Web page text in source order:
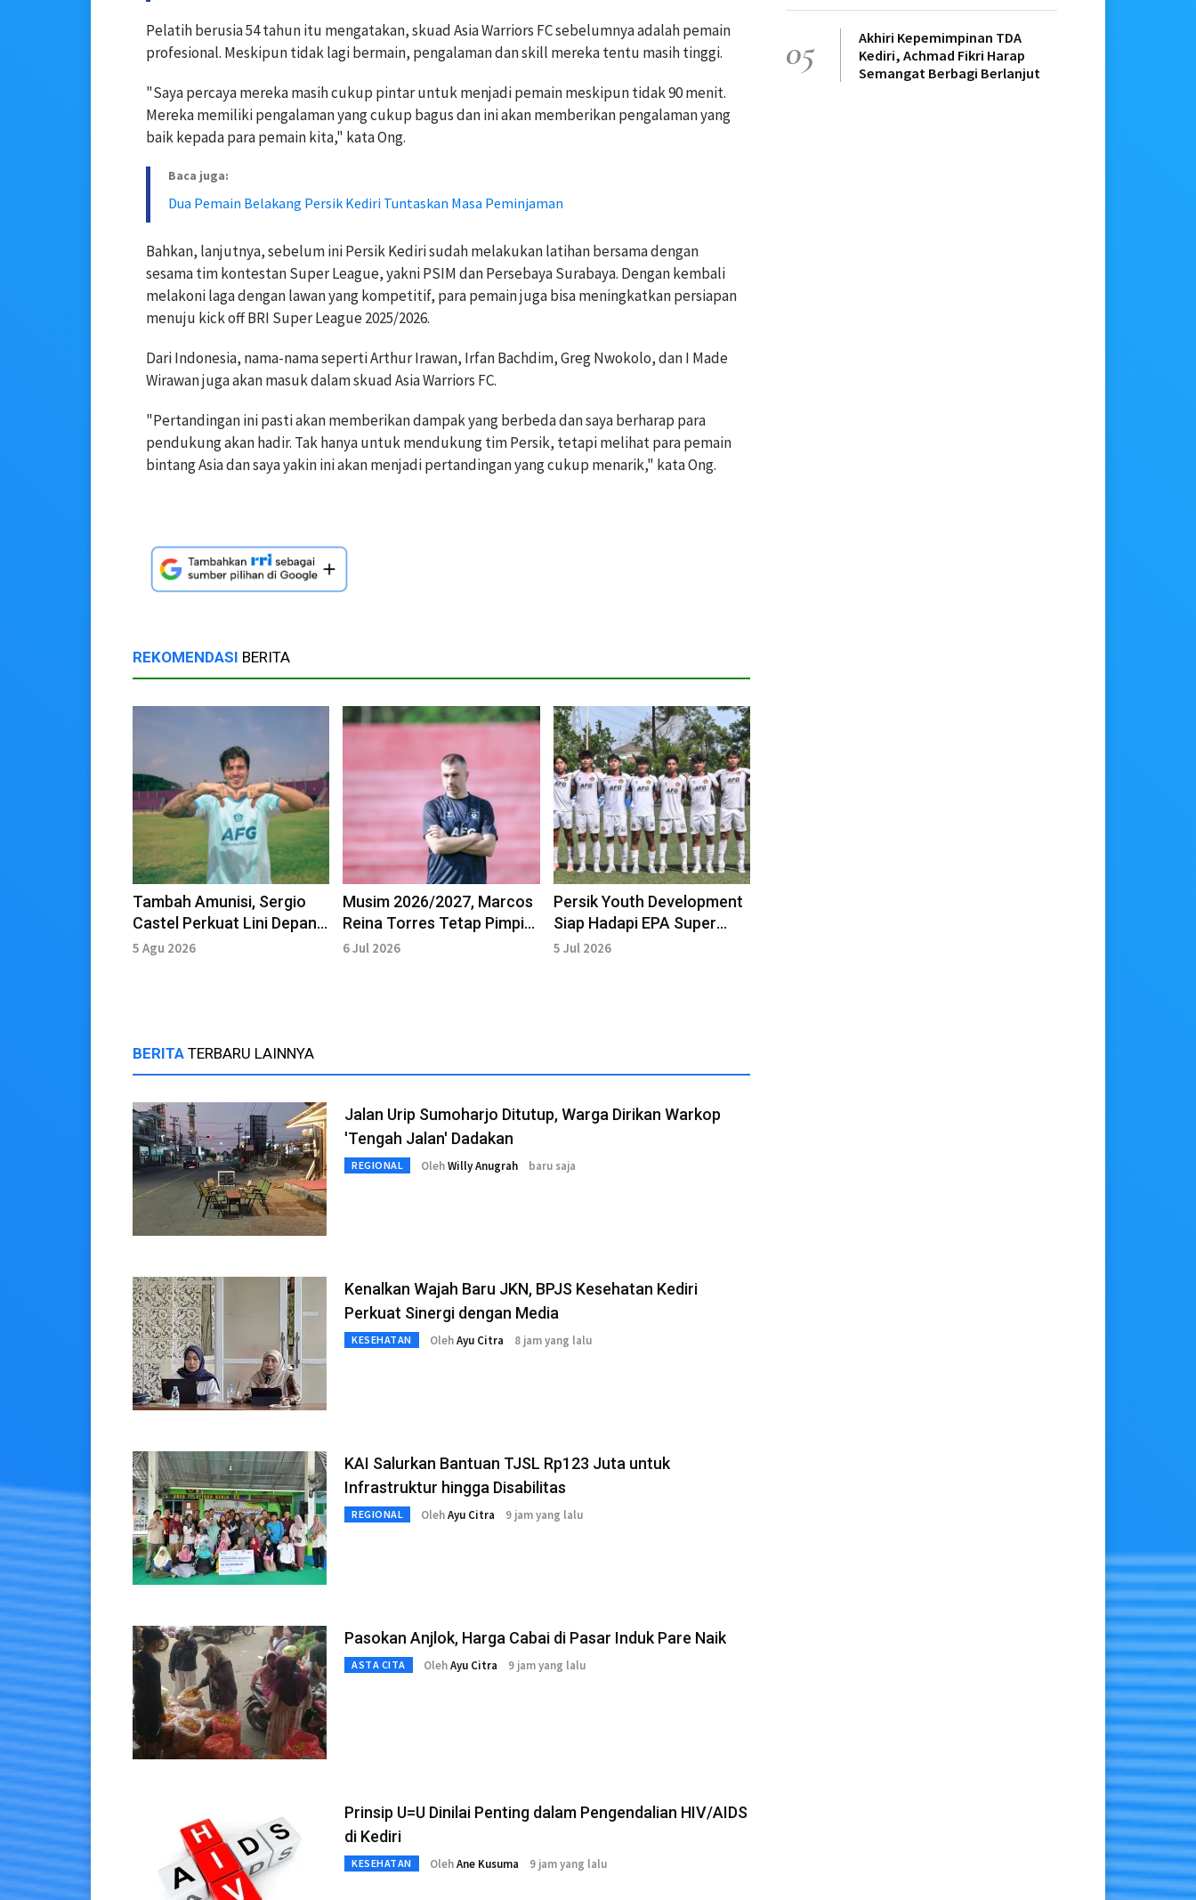
Pelatih berusia 54 tahun itu mengatakan, skuad Asia Warriors FC sebelumnya adalah pemain
profesional. Meskipun tidak lagi bermain, pengalaman dan skill mereka tentu masih tinggi.
"Saya percaya mereka masih cukup pintar untuk menjadi pemain meskipun tidak 90 menit.
Mereka memiliki pengalaman yang cukup bagus dan ini akan memberikan pengalaman yang
baik kepada para pemain kita," kata Ong.
Baca juga:
Dua Pemain Belakang Persik Kediri Tuntaskan Masa Peminjaman
Bahkan, lanjutnya, sebelum ini Persik Kediri sudah melakukan latihan bersama dengan
sesama tim kontestan Super League, yakni PSIM dan Persebaya Surabaya. Dengan kembali
melakoni laga dengan lawan yang kompetitif, para pemain juga bisa meningkatkan persiapan
menuju kick off BRI Super League 2025/2026.
Dari Indonesia, nama-nama seperti Arthur Irawan, Irfan Bachdim, Greg Nwokolo, dan I Made
Wirawan juga akan masuk dalam skuad Asia Warriors FC.
"Pertandingan ini pasti akan memberikan dampak yang berbeda dan saya berharap para
pendukung akan hadir. Tak hanya untuk mendukung tim Persik, tetapi melihat para pemain
bintang Asia dan saya yakin ini akan menjadi pertandingan yang cukup menarik," kata Ong.
REKOMENDASI BERITA
Tambah Amunisi, Sergio
Castel Perkuat Lini Depan
Persik Kediri
5 Agu 2026
Musim 2026/2027, Marcos
Reina Torres Tetap Pimpin
Persik Kediri
6 Jul 2026
Persik Youth Development
Siap Hadapi EPA Super
League 2026
5 Jul 2026
BERITA TERBARU LAINNYA
Jalan Urip Sumoharjo Ditutup, Warga Dirikan Warkop
'Tengah Jalan' Dadakan
REGIONAL OlehWilly Anugrah baru saja
Kenalkan Wajah Baru JKN, BPJS Kesehatan Kediri
Perkuat Sinergi dengan Media
KESEHATAN OlehAyu Citra 8 jam yang lalu
KAI Salurkan Bantuan TJSL Rp123 Juta untuk
Infrastruktur hingga Disabilitas
REGIONAL OlehAyu Citra 9 jam yang lalu
Pasokan Anjlok, Harga Cabai di Pasar Induk Pare Naik
ASTA CITA OlehAyu Citra 9 jam yang lalu
Prinsip U=U Dinilai Penting dalam Pengendalian HIV/AIDS
di Kediri
KESEHATAN OlehAne Kusuma 9 jam yang lalu
05
Akhiri Kepemimpinan TDA
Kediri, Achmad Fikri Harap
Semangat Berbagi Berlanjut